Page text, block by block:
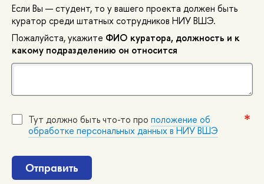
Если Вы — студент, то у вашего проекта должен быть
куратор среди штатных сотрудников НИУ ВШЭ.
Пожалуйста, укажите ФИО куратора, должность и к
какому подразделению он относится
Тут должно быть что-то про положение о
обработке персональных данных в НИУ ВШЭ
Отправить